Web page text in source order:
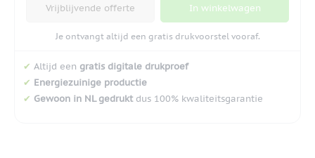
Vrijblijvende offerte In winkelwagen
Je ontvangt altijd een gratis drukvoorstel vooraf.
✔ Altijd een gratis digitale drukproef
✔ Energiezuinige productie
✔ Gewoon in NL gedruktdus 100% kwaliteitsgarantie